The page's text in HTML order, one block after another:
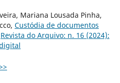
Mariana Lousada Pinha,
Custódia de documentos
Revista do Arquivo: n. 16 (2024):